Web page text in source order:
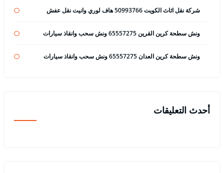
شركة نقل اثاث الكويت 50993766 هاف لوري وانيت نقل عفش
ونش سطحة كرين القرين 65557275 ونش سحب وانقاذ سيارات
ونش سطحة كرين العدان 65557275 ونش سحب وانقاذ سيارات
أحدث التعليقات